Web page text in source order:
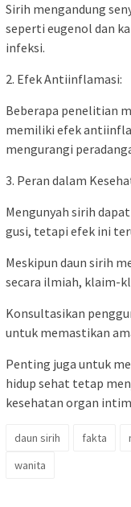
Sirih mengandung
seperti eugenol dan
infeksi.
2. Efek Antiinflamasi:
Beberapa penelitian
memiliki efek
mengurangi
3. Peran dalam
Mengunyah sirih
gusi, tetapi efek ini
Meskipun daun sirih
secara ilmiah, klaim-
Konsultasikan
untuk memastikan
Penting juga untuk
hidup sehat tetap
kesehatan organ
daun sirih fakta
wanita